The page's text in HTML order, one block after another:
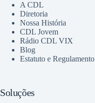
A CDL
Diretoria
Nossa História
CDL Jovem
Rádio CDL VIX
Blog
Estatuto e Regulamento
Soluções